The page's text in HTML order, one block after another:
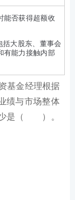
能否获得超额收
括大股东、董事会
有能力接触内部
基金经理根据
绩与市场整体
少是（ ）。